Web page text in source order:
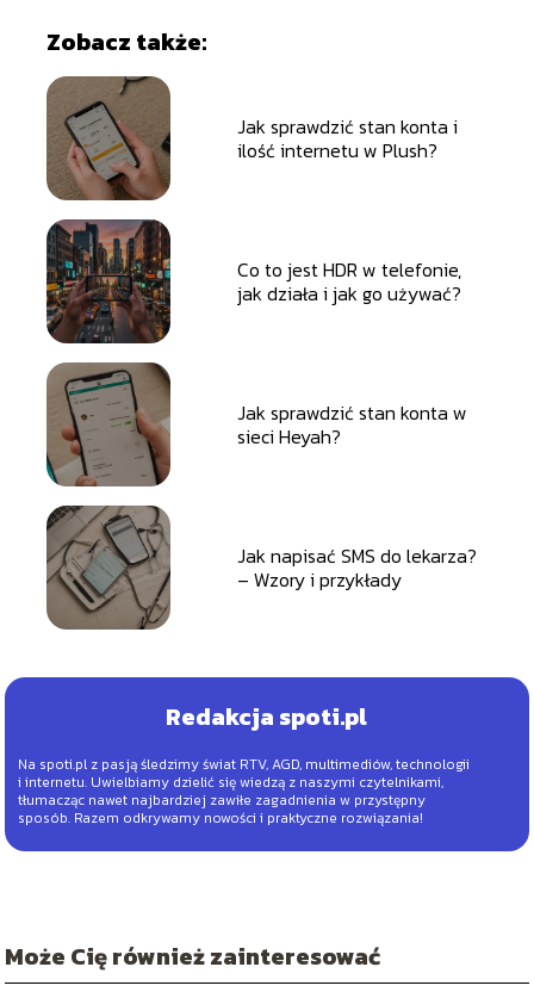
Zobacz także:
Jak sprawdzić stan konta i
ilość internetu w Plush?
Co to jest HDR w telefonie,
jak działa i jak go używać?
Jak sprawdzić stan konta w
sieci Heyah?
Jak napisać SMS do lekarza?
– Wzory i przykłady
Redakcja spoti.pl
Na spoti.pl z pasją śledzimy świat RTV, AGD, multimediów, technologii
i internetu. Uwielbiamy dzielić się wiedzą z naszymi czytelnikami,
tłumacząc nawet najbardziej zawiłe zagadnienia w przystępny
sposób. Razem odkrywamy nowości i praktyczne rozwiązania!
Może Cię również zainteresować